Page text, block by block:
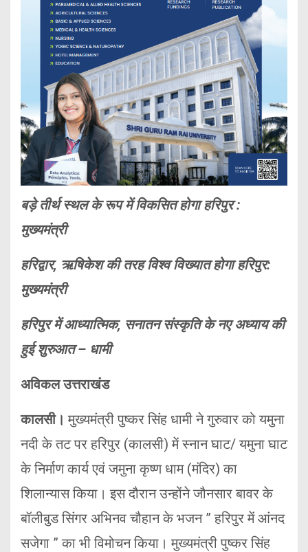
बड़े तीर्थ स्थल के रूप में विकसित होगा हरिपुर :
मुख्यमंत्री
हरिद्वार, ऋषिकेश की तरह विश्व विख्यात होगा हरिपुर:
मुख्यमंत्री
हरिपुर में आध्यात्मिक, सनातन संस्कृति के नए अध्याय की
हुई शुरुआत – धामी
अविकल उत्तराखंड
कालसी। मुख्यमंत्री पुष्कर सिंह धामी ने गुरुवार को यमुना
नदी के तट पर हरिपुर (कालसी) में स्नान घाट/ यमुना घाट
के निर्माण कार्य एवं जमुना कृष्ण धाम (मंदिर) का
शिलान्यास किया। इस दौरान उन्होंने जौनसार बावर के
बॉलीबुड सिंगर अभिनव चौहान के भजन ” हरिपुर में आंनद
सजेगा ” का भी विमोचन किया। मुख्यमंत्री पुष्कर सिंह